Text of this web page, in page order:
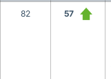
82 57